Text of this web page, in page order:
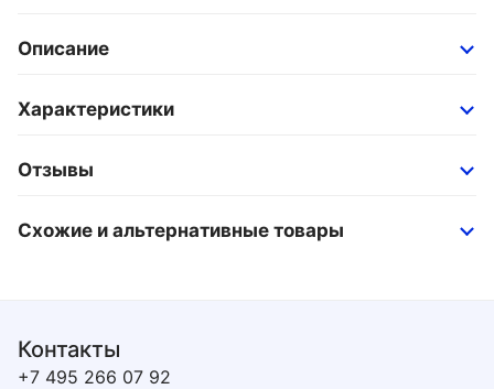
Описание
Характеристики
Отзывы
Схожие и альтернативные товары
Контакты
+7 495 266 07 92